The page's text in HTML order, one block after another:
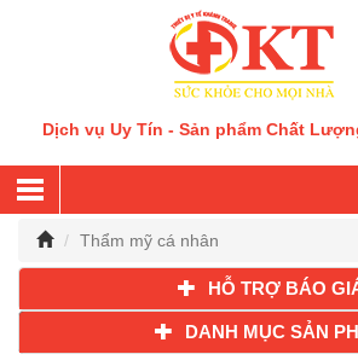
Dịch vụ Uy Tín - Sản phẩm Chất
Thẩm mỹ cá nhân
HỖ TRỢ BÁO
DANH MỤC SẢN